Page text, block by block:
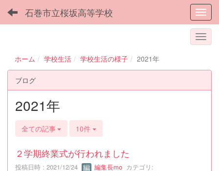
石巻市立桜坂高等学校
ホーム 学校生活 学校生活の様子 2021年
ブログ
2021年
全ての記事 10件
２学期終業式が行われました
投稿日時 : 2021/12/24 編集長mo カテゴリ: